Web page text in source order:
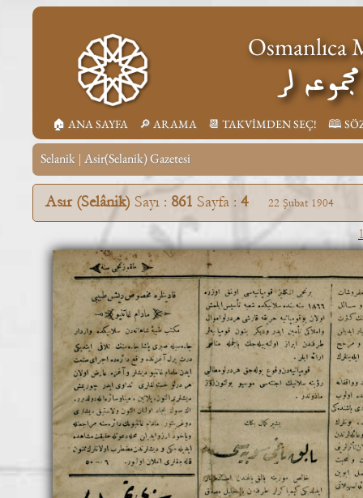
Osmanlıca
لر
🏠︎ ANA SAYFA 🔎︎ ARAMA 📆︎ TAKVİMDEN SEÇ! 🕮
Selanik | Asir(Selanik) Gazetesi
Asır (Selânik) Sayı : 861 Sayfa : 4 22 Şubat 1904